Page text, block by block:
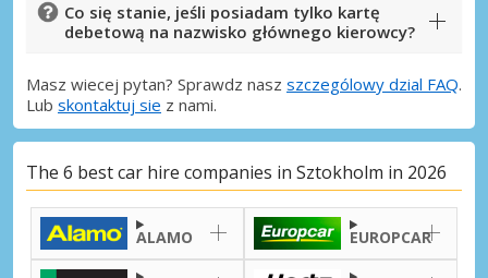
Co się stanie, jeśli posiadam tylko kartę
debetową na nazwisko głównego kierowcy?
Masz wiecej pytan? Sprawdz nasz szczególowy dzial FAQ.
Lub skontaktuj sie z nami.
The 6 best car hire companies in Sztokholm in 2026
ALAMO EUROPCAR